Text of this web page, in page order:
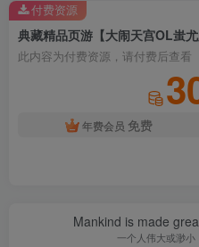
此内容为付费资源，请付费后查看
年费会员 免费
付费资源
Mankind is made
一个人伟大或渺小